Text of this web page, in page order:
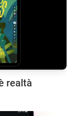
realtà